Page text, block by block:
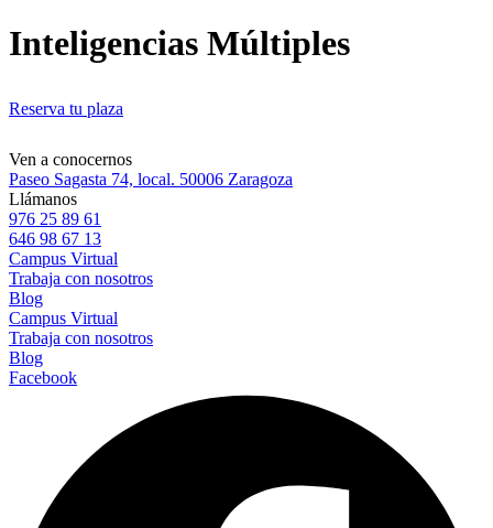
Inteligencias Múltiples
Reserva tu plaza
Ven a conocernos
Paseo Sagasta 74, local. 50006 Zaragoza
Llámanos
976 25 89 61
646 98 67 13
Campus Virtual
Trabaja con nosotros
Blog
Campus Virtual
Trabaja con nosotros
Blog
Facebook